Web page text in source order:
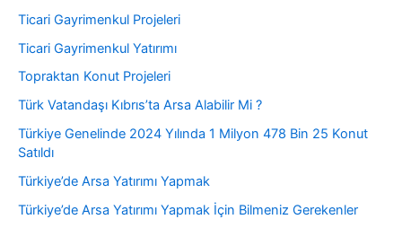
Ticari Gayrimenkul Projeleri
Ticari Gayrimenkul Yatırımı
Topraktan Konut Projeleri
Türk Vatandaşı Kıbrıs’ta Arsa Alabilir Mi ?
Türkiye Genelinde 2024 Yılında 1 Milyon 478 Bin 25 Konut
Satıldı
Türkiye’de Arsa Yatırımı Yapmak
Türkiye’de Arsa Yatırımı Yapmak İçin Bilmeniz Gerekenler